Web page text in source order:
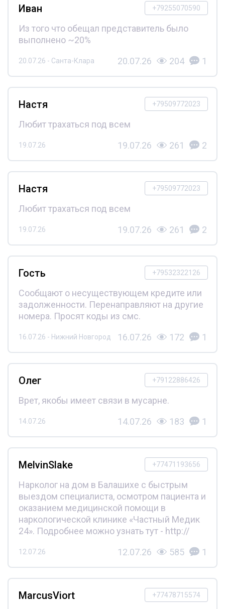
+79255070590
Иван
Из того что обещал представитель было
выполнено ~20%
20.07.26 - Санта-Клара 20.07.26 204 1
+79509772023
Настя
Любит трахаться под всем
19.07.26 19.07.26 261 2
+79509772023
Настя
Любит трахаться под всем
19.07.26 19.07.26 261 2
+79532322126
Гость
Сообщают о несуществующем кредите или
задолженности. Перенаправляют на другие
номера. Просят коды из смс.
16.07.26 - Нижний Новгород 16.07.26 172 1
+79122886426
Олег
Врет, якобы имеет связи в мусарне.
14.07.26 14.07.26 183 1
+77471193656
MelvinSlake
Нарколог на дом в Балашихе с быстрым
выездом специалиста, осмотром пациента и
оказанием медицинской помощи в
наркологической клинике «Частный Медик
24». Подробнее можно узнать тут - http://
12.07.26 12.07.26 585 1
+77478715574
MarcusViort